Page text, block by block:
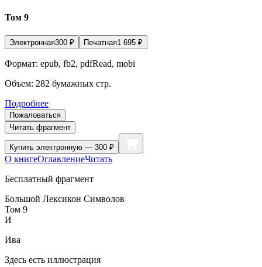
Том 9
Электронная300 ₽ Печатная1 695 ₽
Формат: epub, fb2, pdfRead, mobi
Объем: 282 бумажных стр.
Подробнее
Пожаловаться
Читать фрагмент
Купить электронную — 300 ₽
О книгеОглавлениеЧитать
Бесплатный фрагмент
Большой Лексикон Символов
Том 9
И
Ива
Здесь есть иллюстрация